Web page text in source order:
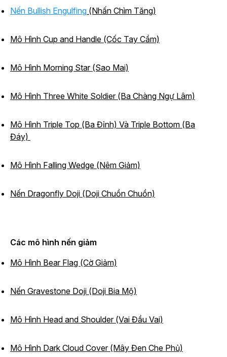
Nến Bullish Engulfing (Nhấn Chìm Tăng)
Mô Hình Cup and Handle (Cốc Tay Cầm)
Mô Hình Morning Star (Sao Mai)
Mô Hình Three White Soldier (Ba Chàng Ngự Lâm)
Mô Hình Triple Top (Ba Đỉnh) Và Triple Bottom (Ba
Đáy)
Mô Hình Falling Wedge (Nêm Giảm)
Nến Dragonfly Doji (Doji Chuồn Chuồn)
Các mô hình nến giảm
Mô Hình Bear Flag (Cờ Giảm)
Nến Gravestone Doji (Doji Bia Mộ)
Mô Hình Head and Shoulder (Vai Đầu Vai)
Mô Hình Dark Cloud Cover (Mây Đen Che Phủ)